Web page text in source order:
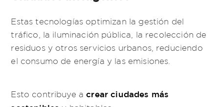
Estas tecnologías optimizan la gestión del
tráfico, la iluminación pública, la recolección de
residuos y otros servicios urbanos, reduciendo
el consumo de energía y las emisiones.
Esto contribuye a crear ciudades más